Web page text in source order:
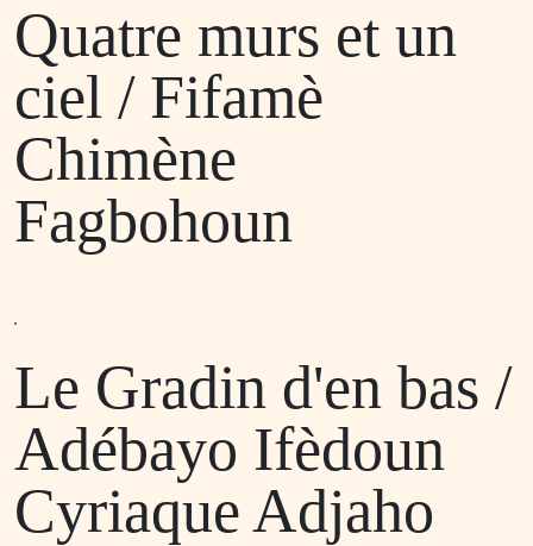
Quatre murs et un
ciel / Fifamè
Chimène
Fagbohoun
Le Gradin d'en bas /
Adébayo Ifèdoun
Cyriaque Adjaho